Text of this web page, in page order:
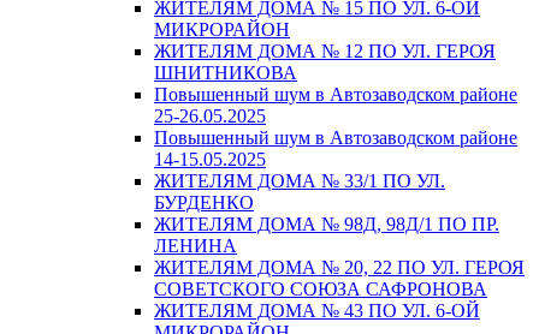
ЖИТЕЛЯМ ДОМА № 15 ПО УЛ. 6-ОЙ
МИКРОРАЙОН
ЖИТЕЛЯМ ДОМА № 12 ПО УЛ. ГЕРОЯ
ШНИТНИКОВА
Повышенный шум в Автозаводском районе
25-26.05.2025
Повышенный шум в Автозаводском районе
14-15.05.2025
ЖИТЕЛЯМ ДОМА № 33/1 ПО УЛ.
БУРДЕНКО
ЖИТЕЛЯМ ДОМА № 98Д, 98Д/1 ПО ПР.
ЛЕНИНА
ЖИТЕЛЯМ ДОМА № 20, 22 ПО УЛ. ГЕРОЯ
СОВЕТСКОГО СОЮЗА САФРОНОВА
ЖИТЕЛЯМ ДОМА № 43 ПО УЛ. 6-ОЙ